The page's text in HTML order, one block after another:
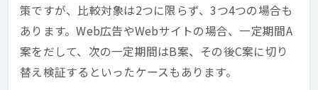
策ですが、比較対象は2つに限らず、3つ4つの場合も
あります。Web広告やWebサイトの場合、一定期間A
案をだして、次の一定期間はB案、その後C案に切り
替え検証するといったケースもあります。